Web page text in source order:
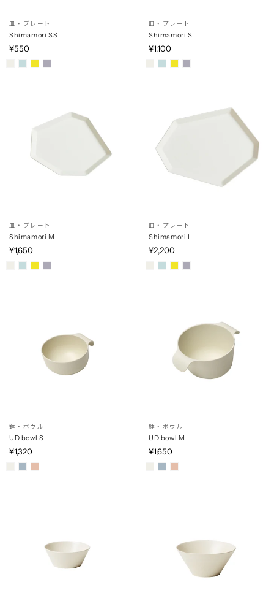
皿・プレート
Shimamori SS
¥550
皿・プレート
Shimamori S
¥1,100
皿・プレート
Shimamori M
¥1,650
皿・プレート
Shimamori L
¥2,200
鉢・ボウル
UD bowl S
¥1,320
鉢・ボウル
UD bowl M
¥1,650